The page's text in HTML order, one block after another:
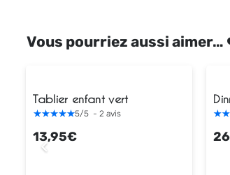
Vous pourriez aussi
Tablier enfant vert
5/5 -2avis
13,95€